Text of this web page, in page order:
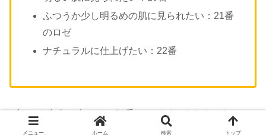
ふつうか少し明るめの肌に見られたい：21番
のロゼ
ナチュラルに仕上げたい：22番
ブルベや色白の人には、21番のロゼがおすすめです！
メニュー ホーム 検索 トップ